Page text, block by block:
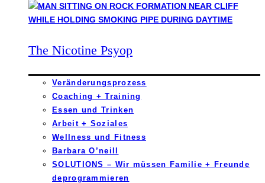
The Nicotine Psyop
Veränderungsprozess
Coaching + Training
Essen und Trinken
Arbeit + Soziales
Wellness und Fitness
Barbara O’neill
SOLUTIONS – Wir müssen Familie + Freunde
deprogrammieren